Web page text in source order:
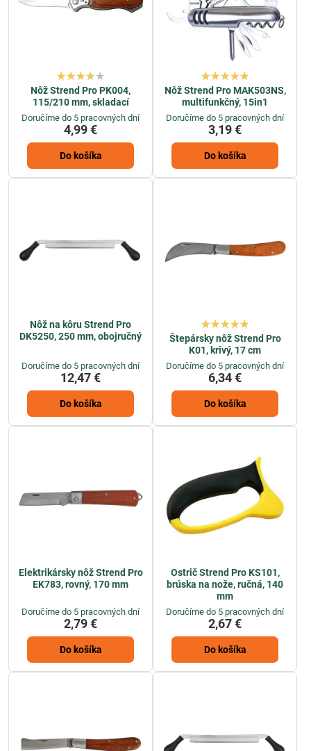
Nôž Strend Pro PK004,
115/210 mm, skladací
Doručíme do 5 pracovných dní
4,99 €
Do košíka
Nôž Strend Pro MAK503NS,
multifunkčný, 15in1
Doručíme do 5 pracovných dní
3,19 €
Do košíka
Nôž na kôru Strend Pro
DK5250, 250 mm, obojručný
Doručíme do 5 pracovných dní
12,47 €
Do košíka
Štepársky nôž Strend Pro
K01, krivý, 17 cm
Doručíme do 5 pracovných dní
6,34 €
Do košíka
Elektrikársky nôž Strend Pro
EK783, rovný, 170 mm
Doručíme do 5 pracovných dní
2,79 €
Do košíka
Ostrič Strend Pro KS101,
brúska na nože, ručná, 140
mm
Doručíme do 5 pracovných dní
2,67 €
Do košíka